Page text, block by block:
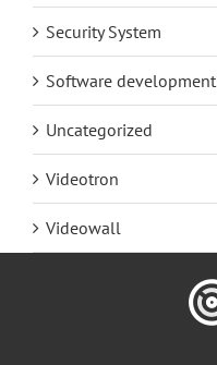
Security System
Software development
Uncategorized
Videotron
Videowall